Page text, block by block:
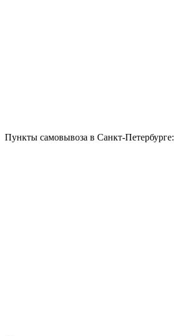
Пункты самовывоза в Санкт-Петербурге: